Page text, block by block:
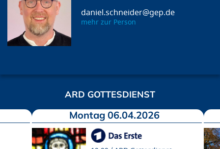
daniel.schneider@gep.de
mehr zur Person
ARD GOTTESDIENST
Montag 06.04.2026